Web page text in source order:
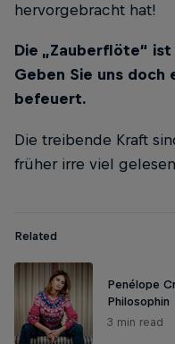
hervorgebracht hat!
Die „Zauberflöte“
Geben Sie uns doch
befeuert.
Die treibende Kraft
früher irre viel
Related
Penélope
Philosophin
3 min read